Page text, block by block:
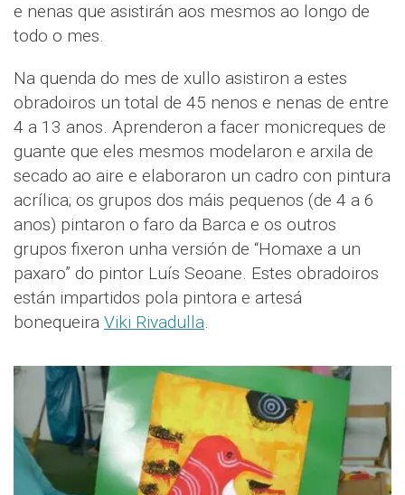
e nenas que asistirán aos mesmos ao longo de
todo o mes.
Na quenda do mes de xullo asistiron a estes
obradoiros un total de 45 nenos e nenas de entre
4 a 13 anos. Aprenderon a facer monicreques de
guante que eles mesmos modelaron e arxila de
secado ao aire e elaboraron un cadro con pintura
acrílica; os grupos dos máis pequenos (de 4 a 6
anos) pintaron o faro da Barca e os outros
grupos fixeron unha versión de “Homaxe a un
paxaro” do pintor Luís Seoane. Estes obradoiros
están impartidos pola pintora e artesá
bonequeira Viki Rivadulla.